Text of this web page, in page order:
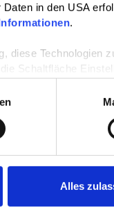
in den USA
.
diese Technologien
Schaltfläche
Alles